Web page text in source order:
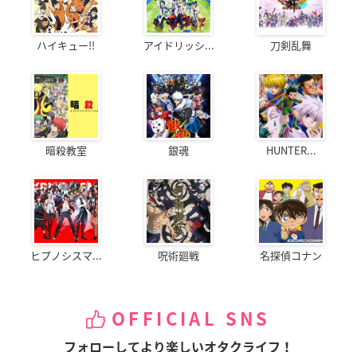
ハイキュー!! アイドリッシ... 刀剣乱舞
暗殺教室 銀魂 HUNTER...
ヒプノシスマ... 呪術廻戦 名探偵コナン
OFFICIAL SNS
フォローしてより楽しいオタクライフ！